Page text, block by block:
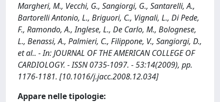
Margheri, M., Vecchi, G., Sangiorgi, G., Santarelli, A.,
Bartorelli Antonio, L., Briguori, C., Vignali, L., Di Pede,
F., Ramondo, A., Inglese, L., De Carlo, M., Bolognese,
L., Benassi, A., Palmieri, C., Filippone, V., Sangiorgi, D.,
et al.. - In: JOURNAL OF THE AMERICAN COLLEGE OF
CARDIOLOGY. - ISSN 0735-1097. - 53:14(2009), pp.
1176-1181. [10.1016/j.jacc.2008.12.034]
Appare nelle tipologie: